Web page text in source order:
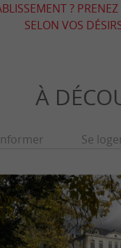
?
SELON VOS
À
Se